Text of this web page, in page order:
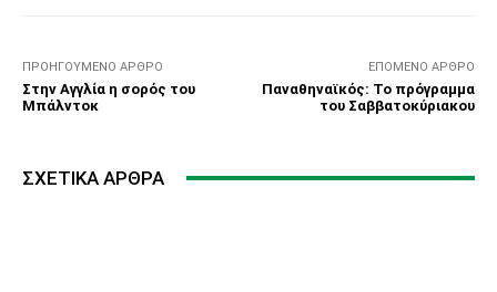
ΠΡΟΗΓΟΎΜΕΝΟ ΆΡΘΡΟ
Στην Αγγλία η σορός του
Μπάλντοκ
ΕΠΌΜΕΝΟ ΆΡΘΡΟ
Παναθηναϊκός: Το πρόγραμμα
του Σαββατοκύριακου
ΣΧΕΤΙΚΆ ΆΡΘΡΑ